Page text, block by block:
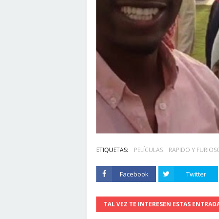
ETIQUETAS: PELÍCULAS RAPIDO Y
Facebook Twitter
TAL VEZ TE INTERESEN ESTAS